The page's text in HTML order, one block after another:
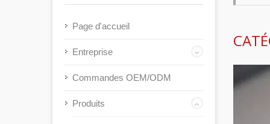
Page d'accueil
Entreprise
Commandes OEM/ODM
Produits